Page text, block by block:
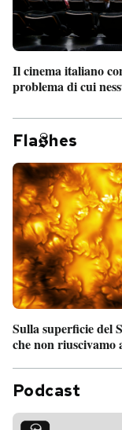
Il cinema italiano
problema di cui
Fla hes
Sulla superficie del
che non riuscivamo
Podcast